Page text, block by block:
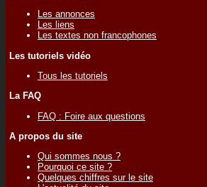
Les annonces
Les liens
Les textes non francophones
Les tutoriels vidéo
Tous les tutoriels
La FAQ
FAQ : Foire aux questions
A propos du site
Qui sommes nous ?
Pourquoi ce site ?
Quelques chiffres sur le site